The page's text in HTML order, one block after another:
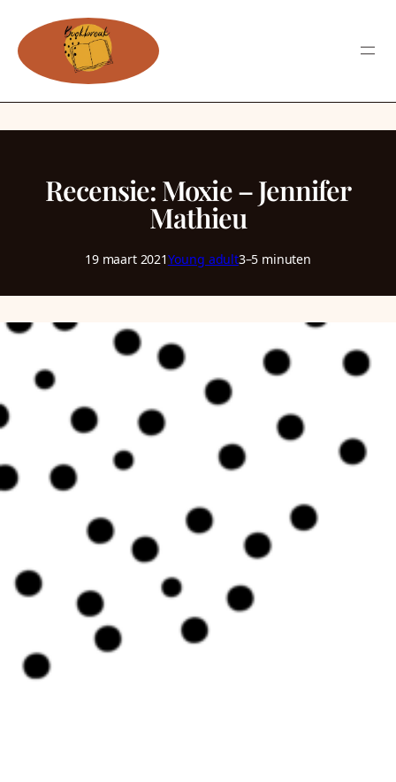
Recensie: Moxie – Jennifer
Mathieu
19 maart 2021Young adult3–5 minuten